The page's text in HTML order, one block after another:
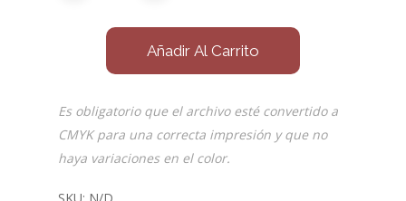
Añadir Al Carrito
Es obligatorio que el archivo esté convertido a
CMYK para una correcta impresión y que no
haya variaciones en el color.